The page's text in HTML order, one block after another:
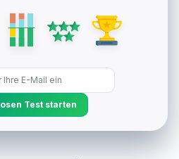
Test starten